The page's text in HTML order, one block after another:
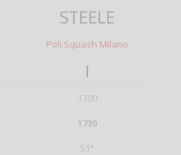
STEELE
Poli Squash Milano
I
1700
1730
51°